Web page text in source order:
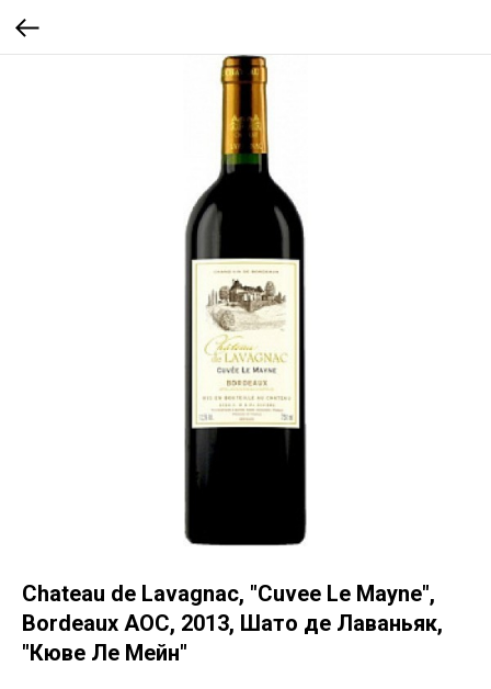
Chateau de Lavagnac, "Cuvee Le Mayne",
Bordeaux AOC, 2013, Шато де Лаваньяк,
"Кюве Ле Мейн"